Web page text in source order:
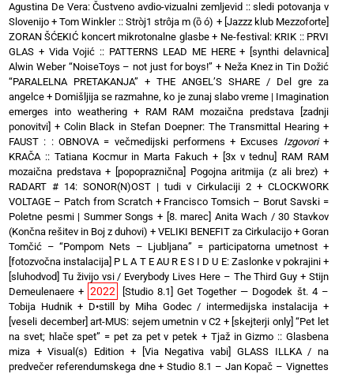
Agustina De Vera: Čustveno avdio-vizualni zemljevid :: sledi potovanja v
Slovenijo +Tom Winkler :: Stròj1 strôja m (ȍ ó) + [Jazzz klub Mezzoforte]
ZORAN ŠĆEKIĆ koncert mikrotonalne glasbe+ Ne-festival: KRIK :: PRVI
GLAS + Vida Vojić :: PATTERNS LEAD ME HERE+ [synthi delavnica]
Alwin Weber “NoiseToys – not just for boys!” + Neža Knez in Tin Dožić
“PARALELNA PRETAKANJA” + THE ANGEL’S SHARE / Del gre za
angelce + Domišljija se razmahne, ko je zunaj slabo vreme | Imagination
emerges into weathering+ RAM RAM mozaična predstava [zadnji
ponovitvi] + Colin Black in Stefan Doepner: The Transmittal Hearing +
FAUST : : OBNOVA = večmedijski performens + Excuses Izgovori+
KRAČA :: Tatiana Kocmur in Marta Fakuch + [3x v tednu] RAM RAM
mozaična predstava+ [popopraznična] Pogojna aritmija (z ali brez) +
RADART # 14: SONOR(N)OST | tudi v Cirkulaciji 2 + CLOCKWORK
VOLTAGE – Patch from Scratch+ Francisco Tomsich – Borut Savski =
Poletne pesmi | Summer Songs + [8. marec] Anita Wach / 30 Stavkov
(Končna rešitev in Boj z duhovi) + VELIKI BENEFIT za Cirkulacijo + Goran
Tomčić – “Pompom Nets – Ljubljana” = participatorna umetnost +
[fotozvočna instalacija] P L A T E AU R E S I D U E: Zaslonke v pokrajini+
[sluhodvod] Tu živijo vsi / Everybody Lives Here – The Third Guy + Stijn
Demeulenaere + 2022
[Studio 8.1] Get Together — Dogodek št. 4 –
Tobija Hudnik+ D•still by Miha Godec / intermedijska instalacija +
[veseli december] art-MUS: sejem umetnin v C2 + [skejterji only] “Pet let
na svet; hlače spet” = pet za pet v petek + Tjaž in Gizmo :: Glasbena
miza + Visual(s) Edition +
[Via Negativa vabi] GLASS ILLKA / na
predvečer referendumskega dne+Studio 8.1 – Jan Kopač – Vignettes